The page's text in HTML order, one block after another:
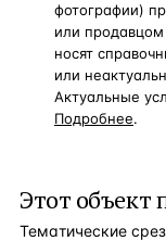
фотографии)
или продавцом
носят
или
Актуальные
Подробнее.
Этот объект
Тематические